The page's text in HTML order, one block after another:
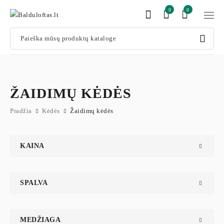
0
0
Pradžia Kėdės Žaidimų kėdės
ŽAIDIMŲ KĖDĖS
KAINA
SPALVA
MEDŽIAGA